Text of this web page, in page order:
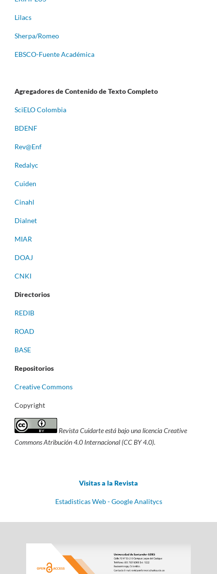
Lilacs
Sherpa/Romeo
EBSCO-Fuente Académica
Agregadores de Contenido de Texto Completo
SciELO Colombia
BDENF
Rev@Enf
Redalyc
Cuiden
Cinahl
Dialnet
MIAR
DOAJ
CNKI
Directorios
REDIB
ROAD
BASE
Repositorios
Creative Commons
Copyright
Revista Cuidarte está bajo una licencia Creative
Commons Atribución 4.0 Internacional (CC BY 4.0).
Visitas a la Revista
Estadisticas Web - Google Analitycs